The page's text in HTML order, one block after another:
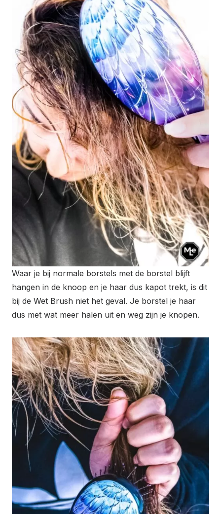
Waar je bij normale borstels met de borstel blijft
hangen in de knoop en je haar dus kapot trekt, is dit
bij de Wet Brush niet het geval. Je borstel je haar
dus met wat meer halen uit en weg zijn je knopen.